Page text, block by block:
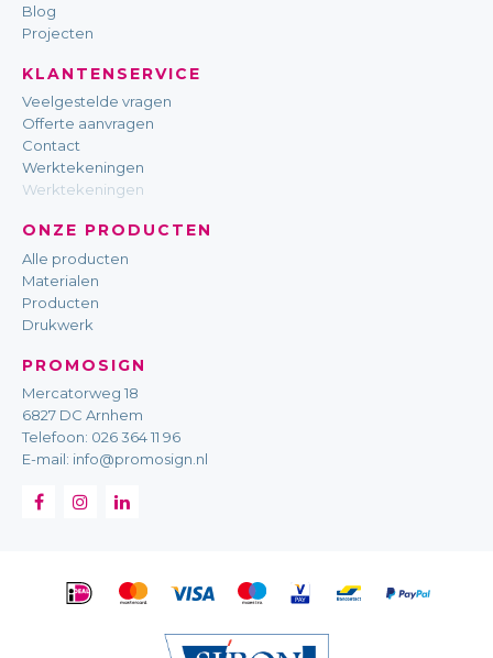
Blog
Projecten
KLANTENSERVICE
Veelgestelde vragen
Offerte aanvragen
Contact
Werktekeningen
Werktekeningen
ONZE PRODUCTEN
Alle producten
Materialen
Producten
Drukwerk
PROMOSIGN
Mercatorweg 18
6827 DC Arnhem
Telefoon: 026 364 11 96
E-mail: info@promosign.nl